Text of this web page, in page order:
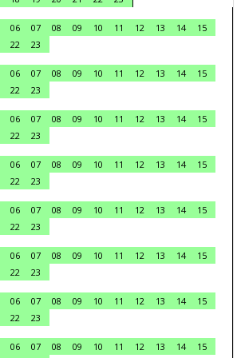
06 07 08 09 10 11 12 13 14
15
22
23
06 07 08 09 10 11 12 13 14
15
22
23
06 07 08 09 10 11 12 13 14
15
22
23
06 07 08 09 10 11 12 13 14
15
22
23
06 07 08 09 10 11 12 13 14
15
22
23
06 07 08 09 10 11 12 13 14
15
22
23
06 07 08 09 10 11 12 13 14
15
22
23
06 07 08 09 10 11 12 13 14
15